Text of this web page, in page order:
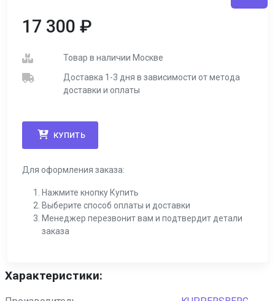
17 300 ₽
Товар в наличии Москве
Доставка 1-3 дня в зависимости от метода
доставки и оплаты
КУПИТЬ
Для оформления заказа:
Нажмите кнопку Купить
Выберите способ оплаты и доставки
Менеджер перезвонит вам и подтвердит детали
заказа
Характеристики: